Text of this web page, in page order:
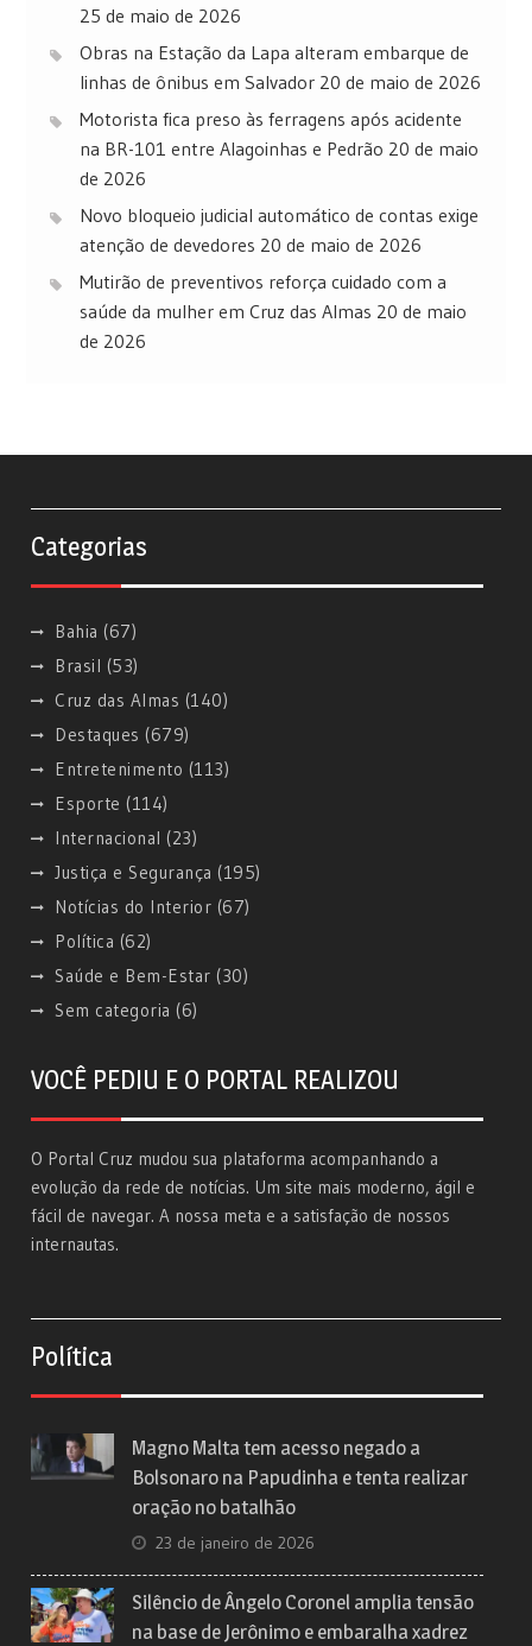
25 de maio de 2026
Obras na Estação da Lapa alteram embarque de
linhas de ônibus em Salvador 20 de maio de 2026
Motorista fica preso às ferragens após acidente
na BR-101 entre Alagoinhas e Pedrão 20 de maio
de 2026
Novo bloqueio judicial automático de contas exige
atenção de devedores 20 de maio de 2026
Mutirão de preventivos reforça cuidado com a
saúde da mulher em Cruz das Almas 20 de maio
de 2026
Categorias
Bahia (67)
Brasil (53)
Cruz das Almas (140)
Destaques (679)
Entretenimento (113)
Esporte (114)
Internacional (23)
Justiça e Segurança (195)
Notícias do Interior (67)
Política (62)
Saúde e Bem-Estar (30)
Sem categoria (6)
VOCÊ PEDIU E O PORTAL REALIZOU
O Portal Cruz mudou sua plataforma acompanhando a
evolução da rede de notícias. Um site mais moderno, ágil e
fácil de navegar. A nossa meta e a satisfação de nossos
internautas.
Política
Magno Malta tem acesso negado a
Bolsonaro na Papudinha e tenta realizar
oração no batalhão
23 de janeiro de 2026
Silêncio de Ângelo Coronel amplia tensão
na base de Jerônimo e embaralha xadrez